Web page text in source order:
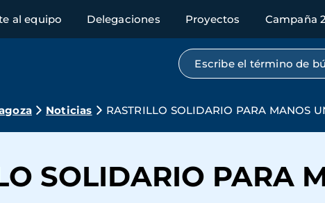
al equipo Delegaciones Proyectos Campaña
Búsqueda por texto
Noticias RASTRILLO SOLIDARIO PARA MANOS
SOLIDARIO PARA